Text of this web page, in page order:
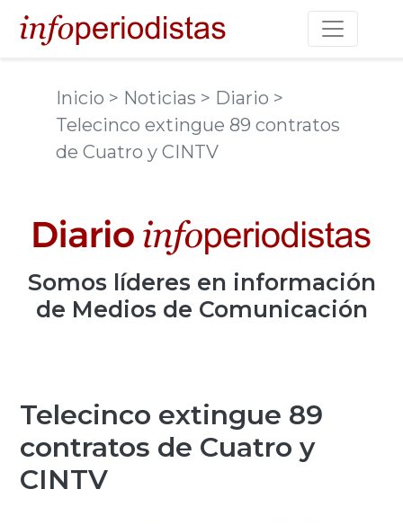
Toggle
Inicio > Noticias > Diario >
Telecinco extingue 89 contratos
de Cuatro y CINTV
Somos líderes en información
de Medios de Comunicación
Telecinco extingue 89
contratos de Cuatro y
CINTV